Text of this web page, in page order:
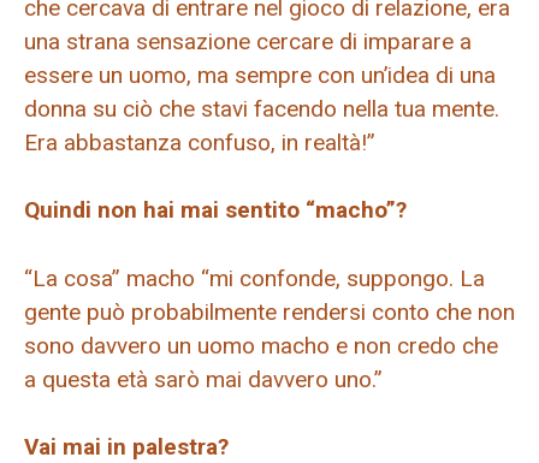
che cercava di entrare nel gioco di relazione, era
una strana sensazione cercare di imparare a
essere un uomo, ma sempre con un’idea di una
donna su ciò che stavi facendo nella tua mente.
Era abbastanza confuso, in realtà!”
Quindi non hai mai sentito “macho”?
“La cosa” macho “mi confonde, suppongo. La
gente può probabilmente rendersi conto che non
sono davvero un uomo macho e non credo che
a questa età sarò mai davvero uno.”
Vai mai in palestra?